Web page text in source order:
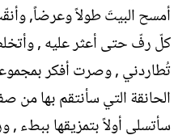
أمسح البيتَ طولاً وعرضاً,
كلّ رفّ حتى أعثر عليه ,
تُطاردني , وصرت أفكر
الحانقة التي سأنتقم بها من
سأتسلى أولاً بتمزيقها ببطء ,